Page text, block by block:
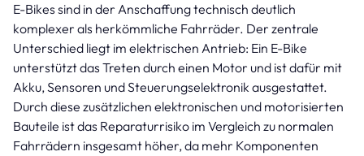
E-Bikes sind in der Anschaffung technisch deutlich
komplexer als herkömmliche Fahrräder. Der zentrale
Unterschied liegt im elektrischen Antrieb: Ein E-Bike
unterstützt das Treten durch einen Motor und ist dafür mit
Akku, Sensoren und Steuerungselektronik ausgestattet.
Durch diese zusätzlichen elektronischen und motorisierten
Bauteile ist das Reparaturrisiko im Vergleich zu normalen
Fahrrädern insgesamt höher, da mehr Komponenten